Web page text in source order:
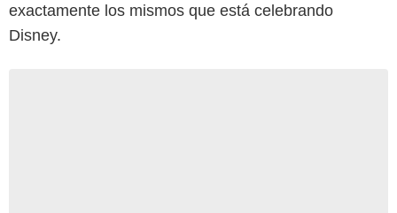
exactamente los mismos que está celebrando
Disney.